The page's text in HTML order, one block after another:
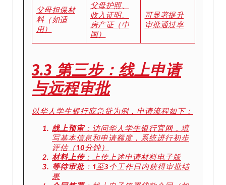
父母担保材
料（如适
用）
父母护照、
收入证明、
房产证（中
国）
可显著提升
审批通过率
3.3 第三步：线上申请
与远程审批
以华人学生银行应急贷为例，申请流程如下：
线上预审：访问华人学生银行官网，填
写基本信息和申请额度，系统进行初步
评估（10分钟）
材料上传：上传上述申请材料电子版
等待审批：1至3个工作日内获得审批结
果